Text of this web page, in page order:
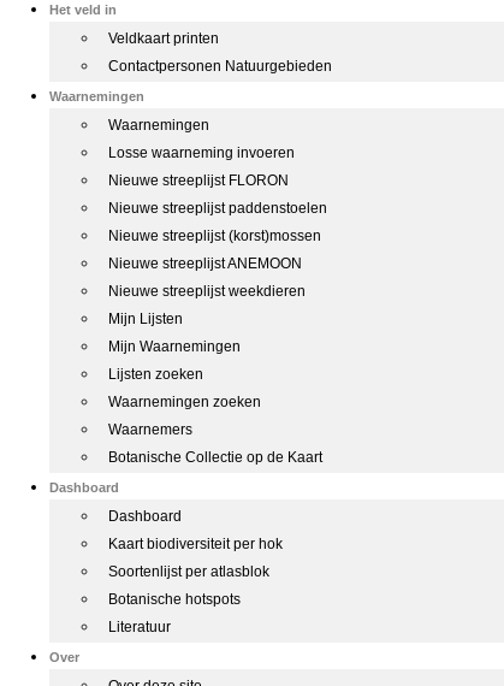
Het veld in
Veldkaart printen
Contactpersonen Natuurgebieden
Waarnemingen
Waarnemingen
Losse waarneming invoeren
Nieuwe streeplijst FLORON
Nieuwe streeplijst paddenstoelen
Nieuwe streeplijst (korst)mossen
Nieuwe streeplijst ANEMOON
Nieuwe streeplijst weekdieren
Mijn Lijsten
Mijn Waarnemingen
Lijsten zoeken
Waarnemingen zoeken
Waarnemers
Botanische Collectie op de Kaart
Dashboard
Dashboard
Kaart biodiversiteit per hok
Soortenlijst per atlasblok
Botanische hotspots
Literatuur
Over